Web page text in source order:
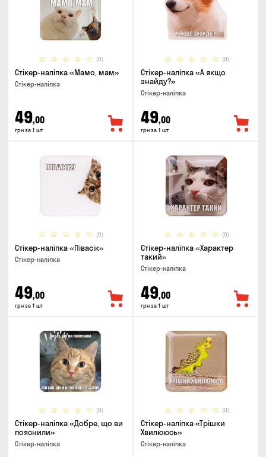
(0)
Стікер-наліпка «Мамо, мам»
Стікер-наліпка
49,00
грн за 1 шт
(0)
Стікер-наліпка «А якщо
знайду?»
Стікер-наліпка
49,00
грн за 1 шт
(0)
Стікер-наліпка «Півасік»
Стікер-наліпка
49,00
грн за 1 шт
(0)
Стікер-наліпка «Характер
такий»
Стікер-наліпка
49,00
грн за 1 шт
(0)
Стікер-наліпка «Добре, що ви
пояснили»
Стікер-наліпка
(0)
Стікер-наліпка «Трішки
Хвилююсь»
Стікер-наліпка